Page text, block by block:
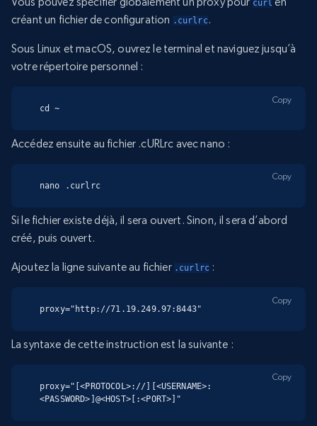
curl
créant un fichier de configuration .curlrc.
Sous Linux et macOS, ouvrez le terminal et naviguez jusqu’à
votre répertoire personnel :
cd ~
Copy
Accédez ensuite au fichier .cURLrc avec nano :
nano .curlrc
Copy
Si le fichier existe déjà, il sera ouvert. Sinon, il sera d’abord
créé, puis ouvert.
Ajoutez la ligne suivante au fichier .curlrc :
proxy="http://71.19.249.97:8443"
Copy
La syntaxe de cette instruction est la suivante :
proxy="[<PROTOCOL>://][<USERNAME>:
<PASSWORD>]@<HOST>[:<PORT>]"
Copy